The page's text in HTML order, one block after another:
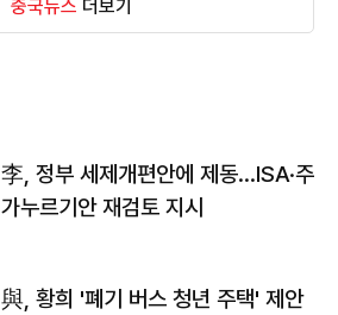
중국뉴스 더보기
李, 정부 세제개편안에 제동…ISA·주
가누르기안 재검토 지시
與, 황희 '폐기 버스 청년 주택' 제안